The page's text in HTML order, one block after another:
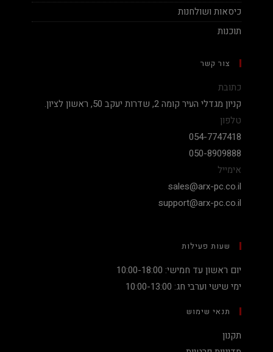
כיסאות ושולחנות
תוכנות
צור קשר
כתובת
קניון מגדלי העיר קומה 2, שדרות יעקב 50, ראשון לציון.
טלפון
054-7747418
050-8909888
אימייל
sales@arx-pc.co.il
support@arx-pc.co.il
שעות פעילות
יום ראשון עד חמישי: 10:00-18:00
ימי שישי וערבי חג: 10:00-13:00
תנאי שימוש
תקנון